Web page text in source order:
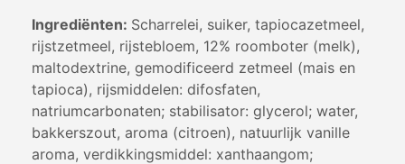
Ingrediënten: Scharrelei, suiker, tapiocazetmeel,
rijstzetmeel, rijstebloem, 12% roomboter (melk),
maltodextrine, gemodificeerd zetmeel (mais en
tapioca), rijsmiddelen: difosfaten,
natriumcarbonaten; stabilisator: glycerol; water,
bakkerszout, aroma (citroen), natuurlijk vanille
aroma, verdikkingsmiddel: xanthaangom;